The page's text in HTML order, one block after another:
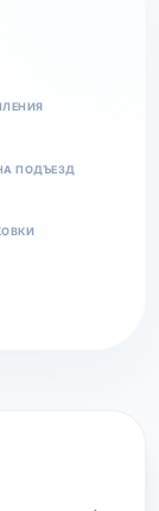
ПОДЪЕЗД